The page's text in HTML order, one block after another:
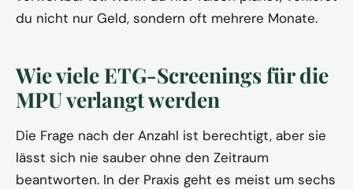
du nicht nur Geld, sondern oft mehrere Monate.
Wie viele ETG-Screenings für die
MPU verlangt werden
Die Frage nach der Anzahl ist berechtigt, aber sie
lässt sich nie sauber ohne den Zeitraum
beantworten. In der Praxis geht es meist um sechs